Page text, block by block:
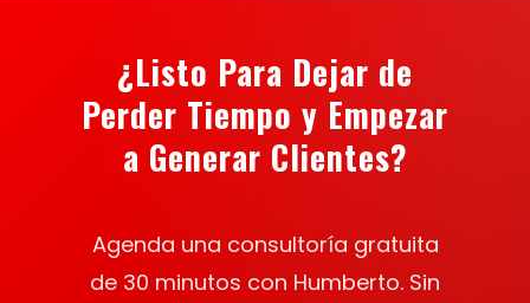
¿Listo Para Dejar de
Perder Tiempo y Empezar
a Generar Clientes?
Agenda una consultoría gratuita
de 30 minutos con Humberto. Sin